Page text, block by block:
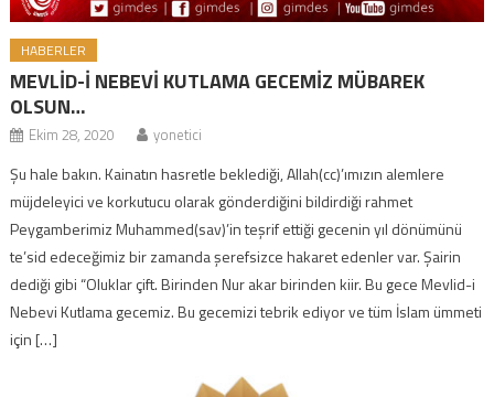
HABERLER
MEVLİD-İ NEBEVİ KUTLAMA GECEMİZ MÜBAREK
OLSUN…
Ekim 28, 2020 yonetici
Şu hale bakın. Kainatın hasretle beklediği, Allah(cc)’ımızın alemlere
müjdeleyici ve korkutucu olarak gönderdiğini bildirdiği rahmet
Peygamberimiz Muhammed(sav)’in teşrif ettiği gecenin yıl dönümünü
te’sid edeceğimiz bir zamanda şerefsizce hakaret edenler var. Şairin
dediği gibi “Oluklar çift. Birinden Nur akar birinden kiir. Bu gece Mevlid-i
Nebevi Kutlama gecemiz. Bu gecemizi tebrik ediyor ve tüm İslam ümmeti
için […]